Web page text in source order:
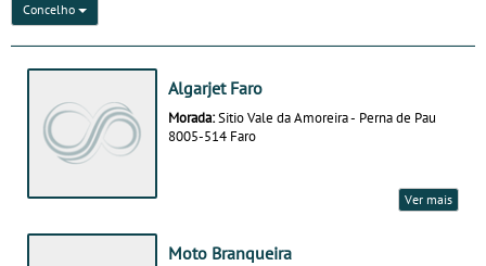
Concelho
Algarjet Faro
Morada:Sitio Vale da Amoreira - Perna de Pau
8005-514 Faro
Ver mais
Moto Branqueira